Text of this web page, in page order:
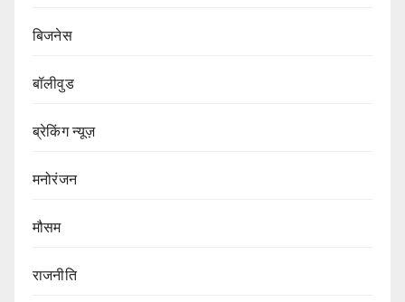
बिजनेस
बॉलीवुड
ब्रेकिंग न्यूज़
मनोरंजन
मौसम
राजनीति